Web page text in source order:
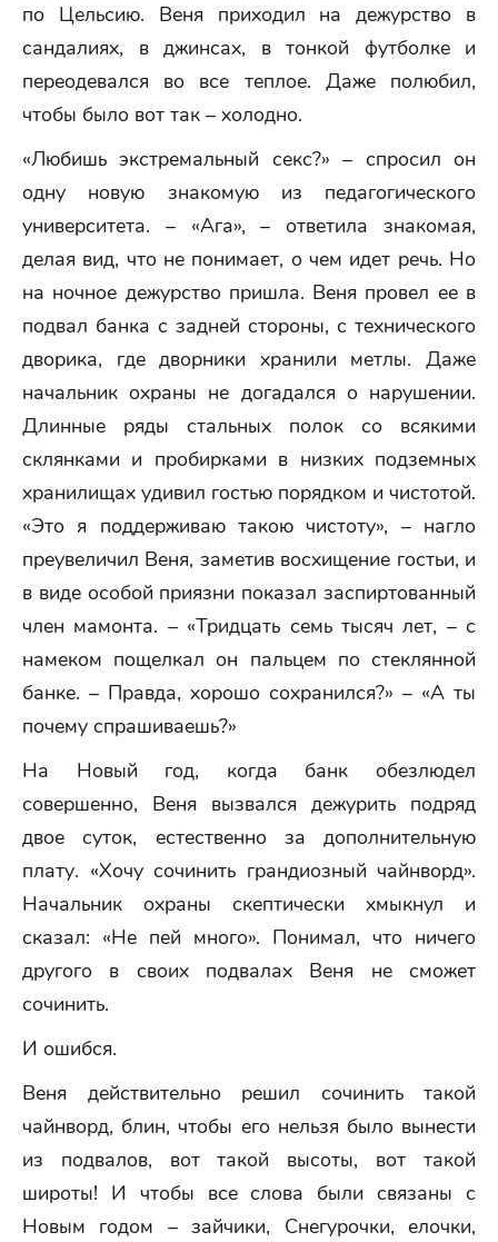
по Цельсию. Веня приходил на дежурство в
сандалиях, в джинсах, в тонкой футболке и
переодевался во все теплое. Даже полюбил,
чтобы было вот так – холодно.
«Любишь экстремальный секс?» – спросил он
одну новую знакомую из педагогического
университета. – «Ага», – ответила знакомая,
делая вид, что не понимает, о чем идет речь. Но
на ночное дежурство пришла. Веня провел ее в
подвал банка с задней стороны, с технического
дворика, где дворники хранили метлы. Даже
начальник охраны не догадался о нарушении.
Длинные ряды стальных полок со всякими
склянками и пробирками в низких подземных
хранилищах удивил гостью порядком и чистотой.
«Это я поддерживаю такою чистоту», – нагло
преувеличил Веня, заметив восхищение гостьи, и
в виде особой приязни показал заспиртованный
член мамонта. – «Тридцать семь тысяч лет, – с
намеком пощелкал он пальцем по стеклянной
банке. – Правда, хорошо сохранился?» – «А ты
почему спрашиваешь?»
На Новый год, когда банк обезлюдел
совершенно, Веня вызвался дежурить подряд
двое суток, естественно за дополнительную
плату. «Хочу сочинить грандиозный чайнворд».
Начальник охраны скептически хмыкнул и
сказал: «Не пей много». Понимал, что ничего
другого в своих подвалах Веня не сможет
сочинить.
И ошибся.
Веня действительно решил сочинить такой
чайнворд, блин, чтобы его нельзя было вынести
из подвалов, вот такой высоты, вот такой
широты! И чтобы все слова были связаны с
Новым годом – зайчики, Снегурочки, елочки,